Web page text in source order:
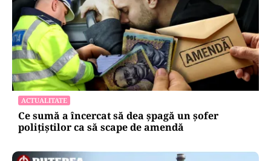
ACTUALITATE
Ce sumă a încercat să dea șpagă un șofer
polițiștilor ca să scape de amendă